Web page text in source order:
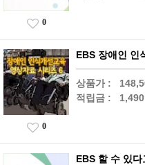
0
EBS 장애인 인
상품가 :
적립금 : 1,490
0
EBS 할 수 있